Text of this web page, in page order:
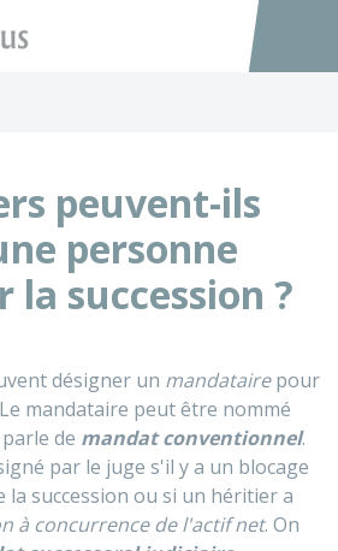
Accéder
peuvent-ils
personne
la succession ?
désigner un mandatairepour
mandataire peut être nommé
de mandat conventionnel.
par le juge s'il y a un blocage
la succession ou si un héritier a
à concurrence de l'actif net. On